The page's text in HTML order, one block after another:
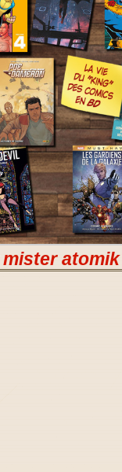
mister atomik